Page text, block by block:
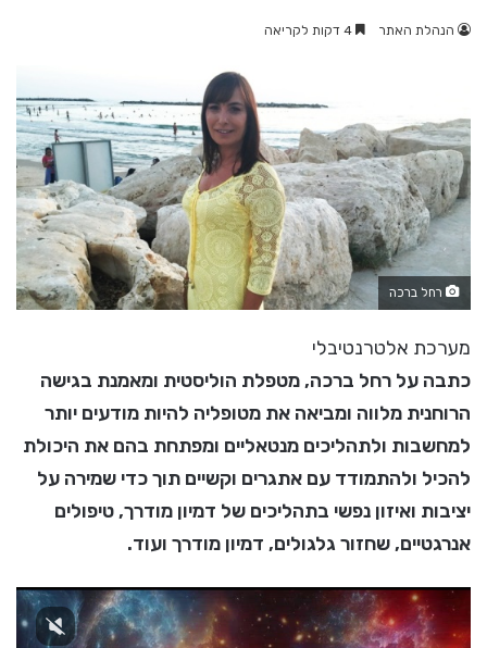
הנהלת האתר
רחל ברכה
מערכת אלטרנטיבלי
כתבה על רחל ברכה, מטפלת הוליסטית ומאמנת בגישה
הרוחנית מלווה ומביאה את מטופליה להיות מודעים יותר
למחשבות ולתהליכים מנטאליים ומפתחת בהם את היכולת
להכיל ולהתמודד עם אתגרים וקשיים תוך כדי שמירה על
יציבות ואיזון נפשי בתהליכים של דמיון מודרך, טיפולים
אנרגטיים, שחזור גלגולים, דמיון מודרך ועוד.